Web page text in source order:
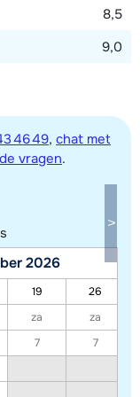
accommodaties. De
8,5
9,0
46 49, chat met
vragen.
2026
19
26
za
za
7
7